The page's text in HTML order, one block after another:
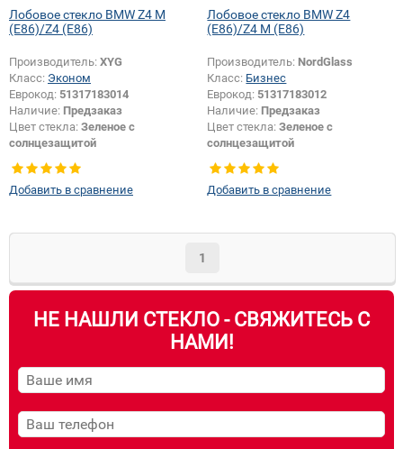
Лобовое стекло BMW Z4 M
(E86)/Z4 (E86)
Производитель: XYG
Класс: Эконом
Еврокод: 51317183014
Наличие: Предзаказ
Цвет стекла: Зеленое с
солнцезащитой
Тип кузова: Купе
Появление или изменение
шелкографии:Да
Добавить в сравнение
Лобовое стекло BMW Z4
(E86)/Z4 M (E86)
Производитель: NordGlass
Класс: Бизнес
Еврокод: 51317183012
Наличие: Предзаказ
Цвет стекла:Зеленое с
солнцезащитой
Цвет полосы:
Тип кузова:Купе
Появление или изменение
Добавить в сравнение
1
НЕ НАШЛИ СТЕКЛО - СВЯЖИТЕСЬ С
НАМИ!